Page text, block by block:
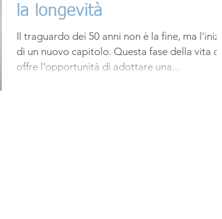
la longevità
Il traguardo dei 50 anni non è la fine, ma l'inizio
di un nuovo capitolo. Questa fase della vita ci
offre l'opportunità di adottare una...